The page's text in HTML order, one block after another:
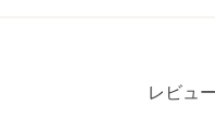
レビュ